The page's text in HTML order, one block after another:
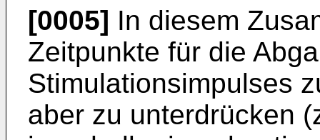
[0005] In diesem
Zeitpunkte für die
Stimulationsimpulses
aber zu unterdrücken